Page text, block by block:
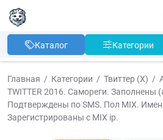
Каталог Категории
Главная Категории Твиттер (X)
TWITTER 2016. Самореги. Заполнены
Подтверждены по SMS. Пол MIX.
Зарегистрированы с MIX ip.